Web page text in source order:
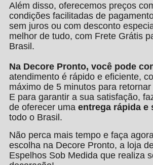
Além disso, oferecemos preços
condições facilitadas de
sem juros ou com desconto
melhor de tudo, com Frete Grátis
Brasil.
Na Decore Pronto, você pode
atendimento é rápido e eficiente,
máximo de 5 minutos para
E para garantir a sua satisfação,
de oferecer uma entrega rápida e
todo o Brasil.
Não perca mais tempo e faça
escolha na Decore Pronto, a loja
Espelhos Sob Medida que realiza